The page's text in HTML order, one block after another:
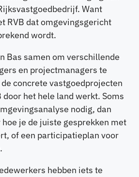
Want
RVB dat omgevingsgericht
wordt.
Bas samen om verschillende
en projectmanagers te
concrete vastgoedprojecten
door het hele land werkt. Soms
nodig, dan
je de juiste gesprekken met
of een participatieplan voor
hebben iets te